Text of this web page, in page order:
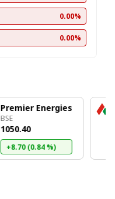
0.00%
0.00%
Premier Energies
BSE
₹1050.40
+8.70 (0.84 %)